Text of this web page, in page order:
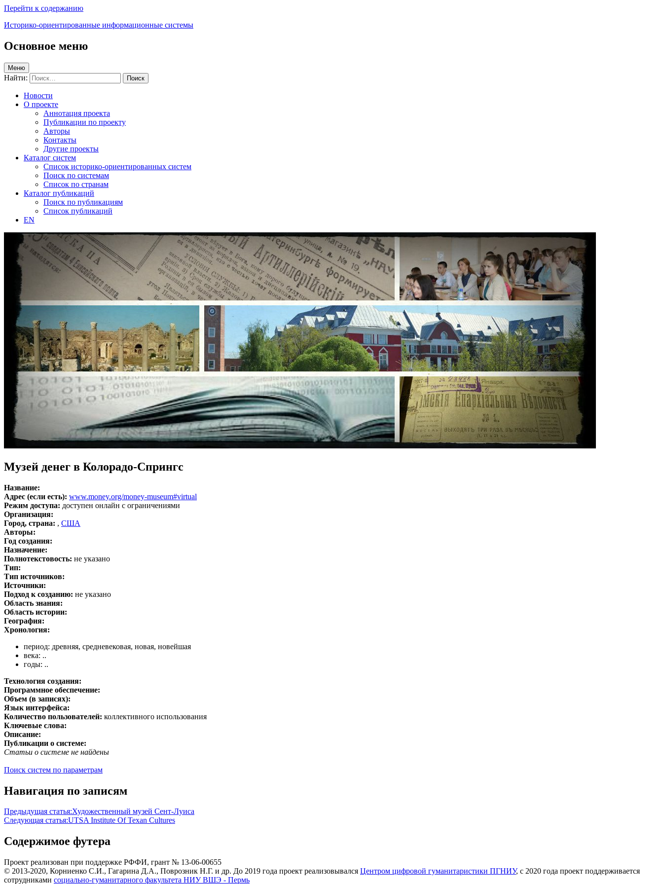
Перейти к содержанию
Историко-ориентированные информационные системы
Основное меню
Меню
Найти:
Новости
О проекте
Аннотация проекта
Публикации по проекту
Авторы
Контакты
Другие проекты
Каталог систем
Список историко-ориентированных систем
Поиск по системам
Список по странам
Каталог публикаций
Поиск по публикациям
Список публикаций
EN
Музей денег в Колорадо-Спрингс
Название:
Адрес (если есть): www.money.org/money-museum#virtual
Режим доступа: доступен онлайн с ограничениями
Организация:
Город, страна: , США
Авторы:
Год создания:
Назначение:
Полнотекстовость: не указано
Тип:
Тип источников:
Источники:
Подход к созданию: не указано
Область знания:
Область истории:
География:
Хронология:
период: древняя, средневековая, новая, новейшая
века: ..
годы: ..
Технология создания:
Программное обеспечение:
Объем (в записях):
Язык интерфейса:
Количество пользователей: коллективного использования
Ключевые слова:
Описание:
Публикации о системе:
Статьи о системе не найдены
Поиск систем по параметрам
Навигация по записям
Предыдущая статья:Художественный музей Сент-Луиса
Следующая статья:UTSA Institute Of Texan Cultures
Содержимое футера
Проект реализован при поддержке РФФИ, грант № 13-06-00655
© 2013-2020, Корниенко С.И., Гагарина Д.А., Поврозник Н.Г. и др. До 2019 года проект реализовывался Центром цифровой гуманитаристики ПГНИУ, с 2020 года проект поддерживается
сотрудниками социально-гуманитарного факультета НИУ ВШЭ - Пермь